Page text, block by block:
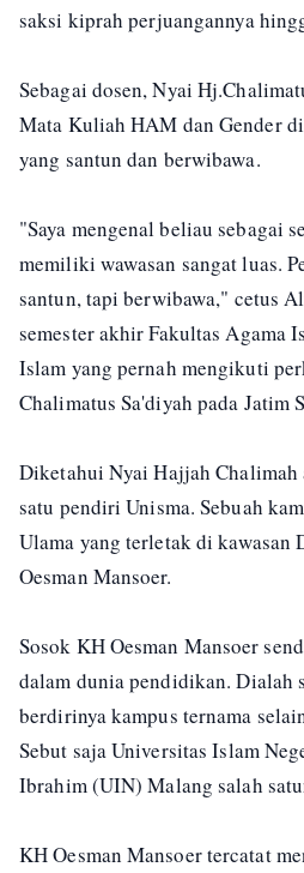
saksi kiprah perjuangannya
Sebagai dosen, Nyai
Mata Kuliah HAM dan Gender
yang santun dan berwibawa.
"Saya mengenal beliau sebagai
memiliki wawasan sangat luas.
santun, tapi berwibawa," cetus
semester akhir Fakultas Agama
Islam yang pernah mengikuti
Chalimatus Sa'diyah pada Jatim
Diketahui Nyai Hajjah
satu pendiri Unisma. Sebuah
Ulama yang terletak di kawasan
Oesman Mansoer.
Sosok KH Oesman Mansoer
dalam dunia pendidikan. Dialah
berdirinya kampus ternama
Sebut saja Universitas Islam
Ibrahim (UIN) Malang salah
KH Oesman Mansoer tercatat